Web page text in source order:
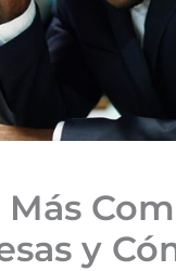
Más
y